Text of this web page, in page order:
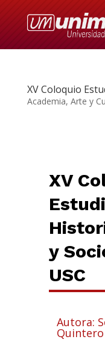
XV Coloquio
Academia, Arte y
XV
y
USC
Autora:
Quintero